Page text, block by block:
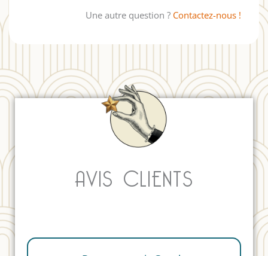
Une autre question ? Contactez-nous !
AVIS CLIENTS